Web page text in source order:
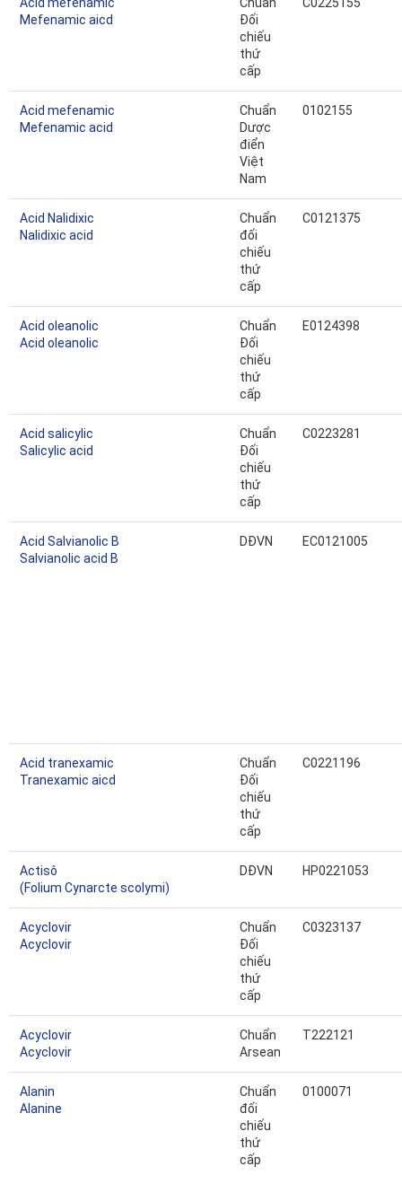
Acid mefenamic
Mefenamic aicd
Chuẩn
Đối
chiếu
thứ
cấp
C0225155
Acid mefenamic
Mefenamic acid
Chuẩn
Dược
điển
Việt
Nam
0102155
Acid Nalidixic
Nalidixic acid
Chuẩn
đối
chiếu
thứ
cấp
C0121375
Acid oleanolic
Acid oleanolic
Chuẩn
Đối
chiếu
thứ
cấp
E0124398
Acid salicylic
Salicylic acid
Chuẩn
Đối
chiếu
thứ
cấp
C0223281
Acid Salvianolic B
Salvianolic acid B
DĐVN EC0121005
Acid tranexamic
Tranexamic aicd
Chuẩn
Đối
chiếu
thứ
cấp
C0221196
Actisô
(Folium Cynarcte scolymi)
DĐVN HP0221053
Acyclovir
Acyclovir
Chuẩn
Đối
chiếu
thứ
cấp
C0323137
Acyclovir
Acyclovir
Chuẩn
Arsean
T222121
Alanin
Alanine
Chuẩn
đối
chiếu
thứ
cấp
0100071